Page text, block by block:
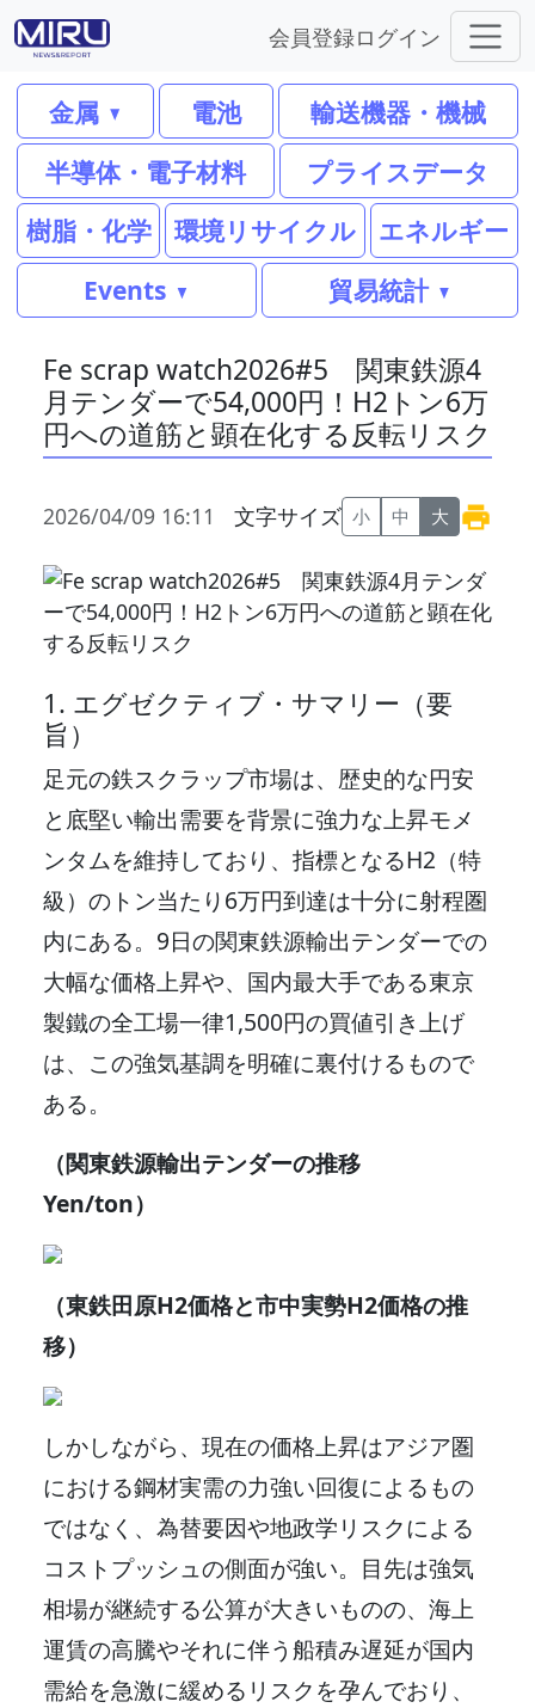
会員登録ログイン
金属 電池
輸送機器・機械
半導体・電子材料
プライスデータ
樹脂・化学
環境リサイクル
エネルギー
Events
貿易統計
Fe scrap watch2026#5 関東鉄源4
月テンダーで54,000円！H2トン6万
円への道筋と顕在化する反転リスク
2026/04/09 16:11 文字サイズ 小 中 大
1. エグゼクティブ・サマリー（要
旨）
足元の鉄スクラップ市場は、歴史的な円安
と底堅い輸出需要を背景に強力な上昇モメ
ンタムを維持しており、指標となるH2（特
級）のトン当たり6万円到達は十分に射程圏
内にある。9日の関東鉄源輸出テンダーでの
大幅な価格上昇や、国内最大手である東京
製鐵の全工場一律1,500円の買値引き上げ
は、この強気基調を明確に裏付けるもので
ある。
（関東鉄源輸出テンダーの推移
Yen/ton）
（東鉄田原H2価格と市中実勢H2価格の推
移）
しかしながら、現在の価格上昇はアジア圏
における鋼材実需の力強い回復によるもの
ではなく、為替要因や地政学リスクによる
コストプッシュの側面が強い。目先は強気
相場が継続する公算が大きいものの、海上
運賃の高騰やそれに伴う船積み遅延が国内
需給を急激に緩めるリスクを孕んでおり、